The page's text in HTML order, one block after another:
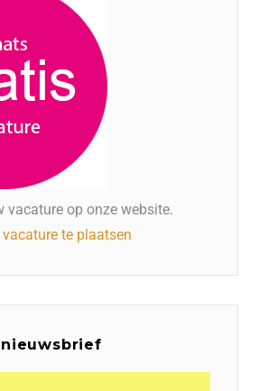
vacature op onze website.
te plaatsen